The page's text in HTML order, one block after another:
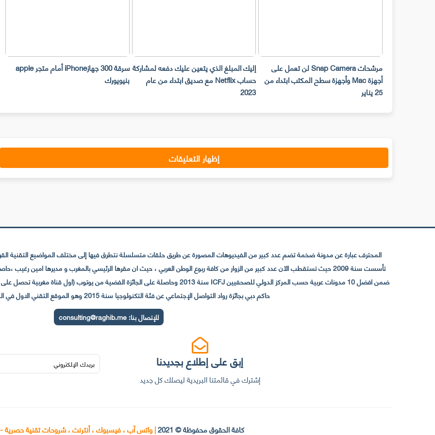
مرشحات Snap Camera لن تعمل على
أجهزة Mac وأجهزة سطح المكتب ابتداء من
25 يناير
إليك المبلغ الذي يتعين عليك دفعه لمشاركة
حساب Netflix مع صديق ابتداء من عام
2023
سرقة 300 جهازiPhone أمام متجر apple
بنيويورك
إظهار التعليقات
المحترف عبارة عن مدونة ضخمة تضم عدد كبير من الفيديوهات المصورة عن طريق حلقات متسلسلة نتطرق فيها إلى مختلف المواضيع التقنية
حاكم دبي بجائزة رواد التواصل الإجتماعي عن فئة التكنولوجيا سنة 2015 وهو الموقع التقني الاول في المغرب والعالم العربي
للإتصال بنا:consulting@raghib.me
إبق على إطلاع بجديدنا
إشترك في قائمتنا البريدية ليصلك كل جديد
كافة الحقوق محفوظة © 2021 |واتس آب ، فيسبوك ، أنترنت ، شروحات تقنية حصرية